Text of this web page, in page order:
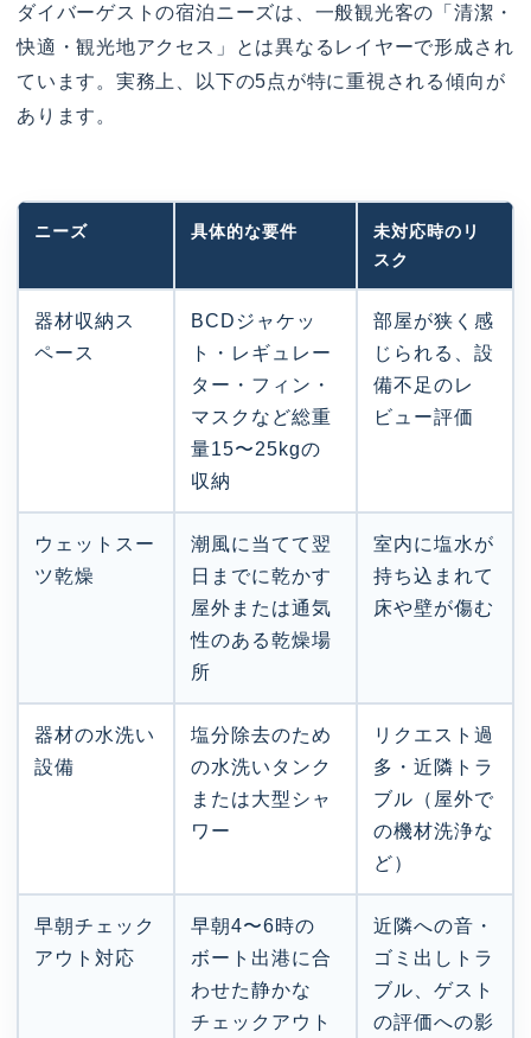
ダイバーゲストの宿泊ニーズは、一般観光客の「清潔・
快適・観光地アクセス」とは異なるレイヤーで形成され
ています。実務上、以下の5点が特に重視される傾向が
あります。
ニーズ 具体的な要件
未対応時のリ
スク
器材収納ス
ペース
BCDジャケッ
ト・レギュレー
ター・フィン・
マスクなど総重
量15〜25kgの
収納
部屋が狭く感
じられる、設
備不足のレ
ビュー評価
ウェットスー
ツ乾燥
潮風に当てて翌
日までに乾かす
屋外または通気
性のある乾燥場
所
室内に塩水が
持ち込まれて
床や壁が傷む
器材の水洗い
設備
塩分除去のため
の水洗いタンク
または大型シャ
ワー
リクエスト過
多・近隣トラ
ブル（屋外で
の機材洗浄な
ど）
早朝チェック
アウト対応
早朝4〜6時の
ボート出港に合
わせた静かな
チェックアウト
近隣への音・
ゴミ出しトラ
ブル、ゲスト
の評価への影